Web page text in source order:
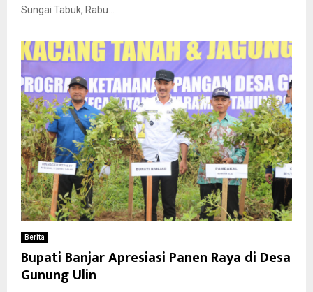
Sungai Tabuk, Rabu...
Berita
Bupati Banjar Apresiasi Panen Raya di Desa
Gunung Ulin